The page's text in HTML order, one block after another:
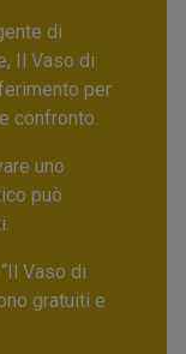
di
Il Vaso di
per
confronto.
uno
può
Vaso di
gratuiti e